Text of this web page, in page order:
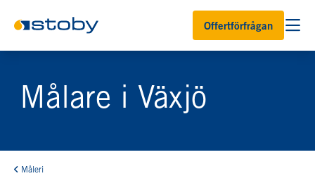
Offertförfrågan
Målare i Växjö
Måleri